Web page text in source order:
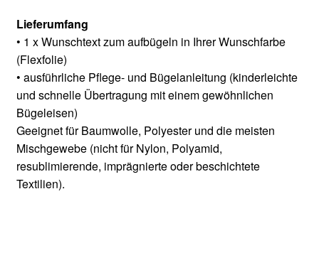
Lieferumfang
• 1 x Wunschtext zum aufbügeln in Ihrer Wunschfarbe
(Flexfolie)
• ausführliche Pflege- und Bügelanleitung (kinderleichte
und schnelle Übertragung mit einem gewöhnlichen
Bügeleisen)
Geeignet für Baumwolle, Polyester und die meisten
Mischgewebe (nicht für Nylon, Polyamid,
resublimierende, imprägnierte oder beschichtete
Textilien).